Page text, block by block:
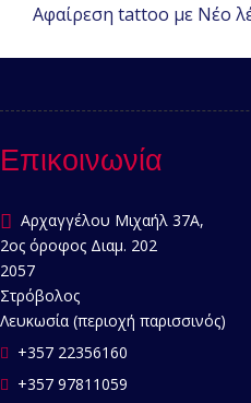
Αφαίρεση tattoo με Νέο
Επικοινωνία
Αρχαγγέλου Μιχαήλ 37Α,
2ος όροφος Διαμ. 202
2057
Στρόβολος
Λευκωσία (περιοχή παρισσινός)
+357 22356160
+357 97811059